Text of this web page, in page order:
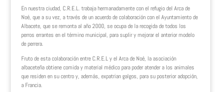
En nuestra ciudad, C.R.E.L. trabaja hermanadamente con el refugio del Arca de
Noé, que a su vez, a través de un acuerdo de colaboración con el Ayuntamiento de
Albacete, que se remonta al año 2000, se ocupa de la recogida de todos los
perros errantes en el término municipal, para suplir y mejorar el anterior modelo
de perrera.
Fruto de esta colaboración entre C.R.E.L y el Arca de Noé, la asociación
albaceteña obtiene comida y material médico para poder atender a los animales
que residen en su centro y, además, expatrian galgos, para su posterior adopción,
a Francia.